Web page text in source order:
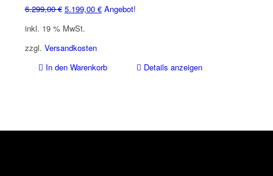
6.299,00€ Ursprünglicher
war:
6.299,00 €
5.199,00 €Aktueller
Angebot!
inkl. 19 % MwSt.
zzgl. Versandkosten
In den Warenkorb
Details anzeigen